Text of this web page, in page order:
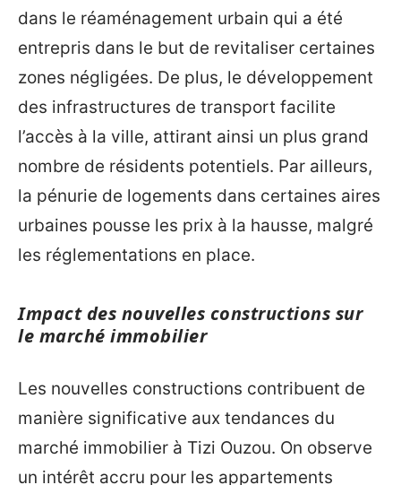
dans le réaménagement urbain qui a été
entrepris dans le but de revitaliser certaines
zones négligées. De plus, le développement
des infrastructures de transport facilite
l’accès à la ville, attirant ainsi un plus grand
nombre de résidents potentiels. Par ailleurs,
la pénurie de logements dans certaines aires
urbaines pousse les prix à la hausse, malgré
les réglementations en place.
Impact des nouvelles constructions sur
le marché immobilier
Les nouvelles constructions contribuent de
manière significative aux tendances du
marché immobilier à Tizi Ouzou. On observe
un intérêt accru pour les appartements